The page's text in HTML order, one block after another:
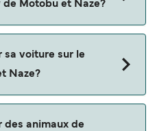
consulter les dernières
Motobu et Naze?
avec
sa voiture sur le
Naze?
des animaux de